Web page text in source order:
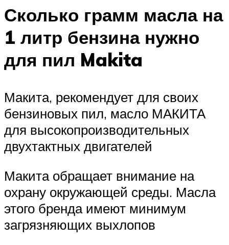
Сколько грамм масла на
1 литр бензина нужно
для пил Makita
Макита, рекомендует для своих
бензиновых пил, масло МАКИТА
для высокопроизводительных
двухтактных двигателей
Макита обращает внимание на
охрану окружающей среды. Масла
этого бренда имеют минимум
загрязняющих выхлопов